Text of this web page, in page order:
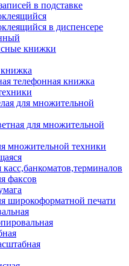
в подставке
в диспенсере
книжки
телефонная книжка
для множительной
для множительной
множительной техники
касс,банкоматов,терминалов
факсов
широкоформатной печати